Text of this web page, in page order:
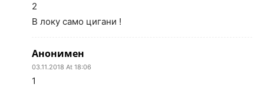
2
В локу само цигани !
Анонимен
03.11.2018 At 18:06
1